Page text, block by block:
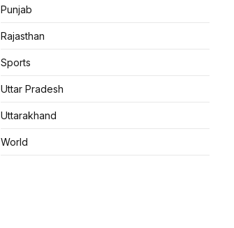
Punjab
Rajasthan
Sports
Uttar Pradesh
Uttarakhand
World